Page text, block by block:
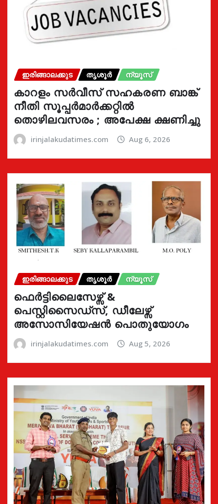
ഇരിങ്ങാലക്കുട തൃശൂർ ന്യൂസ്
കാറളം സർവീസ് സഹകരണ ബാങ്ക്
നീതി സൂപ്പർമാർക്കറ്റിൽ
തൊഴിലവസരം ; അപേക്ഷ ക്ഷണിച്ചു
irinjalakudatimes.com Aug 6, 2026
ഇരിങ്ങാലക്കുട തൃശൂർ ന്യൂസ്
ഫെർട്ടിലൈസേഴ്സ് &
പെസ്റ്റിസൈഡ്സ്, ഡീലേഴ്സ്
അസോസിയേഷൻ പൊതുയോഗം
irinjalakudatimes.com Aug 5, 2026